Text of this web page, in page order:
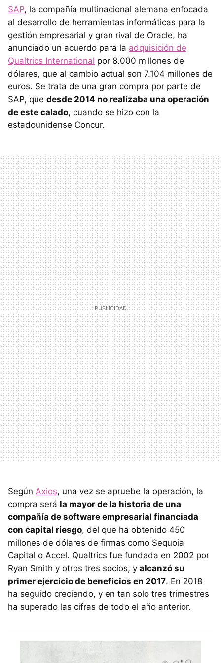
SAP, la compañía multinacional alemana enfocada
al desarrollo de herramientas informáticas para la
gestión empresarial y gran rival de Oracle, ha
anunciado un acuerdo para la adquisición de
Qualtrics International por 8.000 millones de
dólares, que al cambio actual son 7.104 millones de
euros. Se trata de una gran compra por parte de
SAP, que desde 2014 no realizaba una operación
de este calado, cuando se hizo con la
estadounidense Concur.
Según Axios, una vez se apruebe la operación, la
compra será la mayor de la historia de una
compañía de software empresarial financiada
con capital riesgo, del que ha obtenido 450
millones de dólares de firmas como Sequoia
Capital o Accel. Qualtrics fue fundada en 2002 por
Ryan Smith y otros tres socios, y alcanzó su
primer ejercicio de beneficios en 2017. En 2018
ha seguido creciendo, y en tan solo tres trimestres
ha superado las cifras de todo el año anterior.